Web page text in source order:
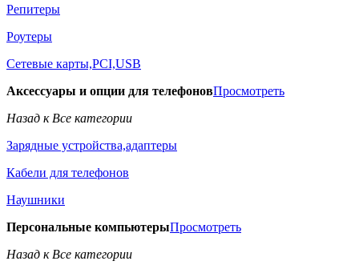
Репитеры
Роутеры
Сетевые карты,PCI,USB
Аксессуары и опции для телефоновПросмотреть
Назад к Все категории
Зарядные устройства,адаптеры
Кабели для телефонов
Наушники
Персональные компьютерыПросмотреть
Назад к Все категории